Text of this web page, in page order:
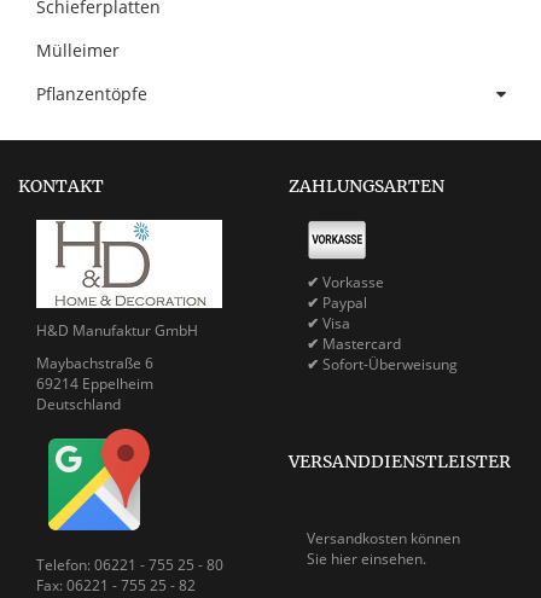
Schieferplatten
Mülleimer
Pflanzentöpfe
KONTAKT
H&D Manufaktur GmbH
Maybachstraße 6
69214 Eppelheim
Deutschland
Telefon: 06221 - 755 25 - 80
Fax: 06221 - 755 25 - 82
ZAHLUNGSARTEN
✔ Vorkasse
✔ Paypal
✔ Visa
✔ Mastercard
✔ Sofort-Überweisung
VERSANDDIENSTLEISTER
Versandkosten können
Sie hier einsehen.